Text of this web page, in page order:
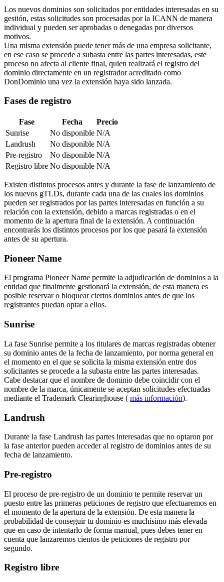
Los nuevos dominios son solicitados por entidades interesadas en su
gestión, estas solicitudes son procesadas por la ICANN de manera
individual y pueden ser aprobadas o denegadas por diversos
motivos.
Una misma extensión puede tener más de una empresa solicitante,
en ese caso se procede a subasta entre las partes interesadas, este
proceso no afecta al cliente final, quien realizará el registro del
dominio directamente en un registrador acreditado como
DonDominio una vez la extensión haya sido lanzada.
Fases de registro
Fase Fecha
Precio
Sunrise
No disponible N/A
Landrush
No disponible N/A
Pre-registro
No disponible N/A
Registro libre No disponible N/A
Existen distintos procesos antes y durante la fase de lanzamiento de
los nuevos gTLDs, durante cada una de las cuales los dominios
pueden ser registrados por las partes interesadas en función a su
relación con la extensión, debido a marcas registradas o en el
momento de la apertura final de la extensión. A continuación
encontrarás los distintos procesos por los que pasará la extensión
antes de su apertura.
Pioneer Name
El programa Pioneer Name permite la adjudicación de dominios a la
entidad que finalmente gestionará la extensión, de esta manera es
posible reservar o bloquear ciertos dominios antes de que los
registrantes puedan optar a ellos.
Sunrise
La fase Sunrise permite a los titulares de marcas registradas obtener
su dominio antes de la fecha de lanzamiento, por norma general en
el momento en el que se solicita la misma extensión entre dos
solicitantes se procede a la subasta entre las partes interesadas.
Cabe destacar que el nombre de dominio debe coincidir con el
nombre de la marca, únicamente se aceptan solicitudes efectuadas
mediante el Trademark Clearinghouse ( más información).
Landrush
Durante la fase Landrush las partes interesadas que no optaron por
la fase anterior pueden acceder al registro de dominios antes de su
fecha de lanzamiento.
Pre-registro
El proceso de pre-registro de un dominio te permite reservar un
puesto entre las primeras peticiones de registro que efectuaremos en
el momento de la apertura de la extensión. De esta manera la
probabilidad de conseguir tu dominio es muchísimo más elevada
que en caso de intentarlo de forma manual, pues debes tener en
cuenta que lanzaremos cientos de peticiones de registro por
segundo.
Registro libre